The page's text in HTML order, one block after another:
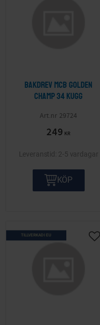
Bakdrev MCB Golden
Champ 34 kugg
29724
249 KR
2-5 vardagar
KÖP
TILLVERKAD I EU